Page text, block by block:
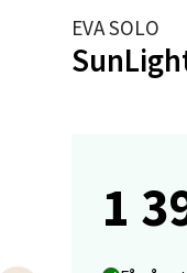
EVA SOLO
1